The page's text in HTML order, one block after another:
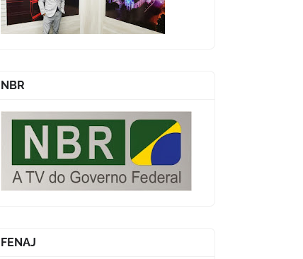
NBR
FENAJ